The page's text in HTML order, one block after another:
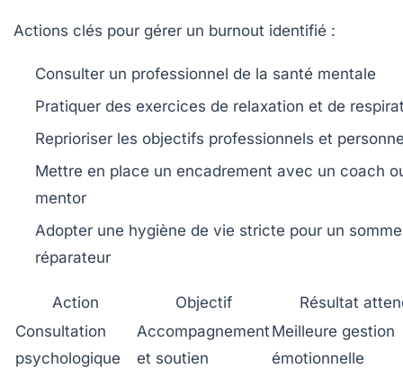
Actions clés pour gérer un burnout identifié :
Consulter un professionnel de la santé mentale
Pratiquer des exercices de relaxation et de
Reprioriser les objectifs professionnels et
Mettre en place un encadrement avec un coach
mentor
Adopter une hygiène de vie stricte pour un
réparateur
Action Objectif
Résultat
Consultation
psychologique
Accompagnement
et soutien
Meilleure gestion
émotionnelle